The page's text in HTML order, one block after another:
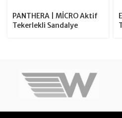
PANTHERA | MİCRO Aktif
Tekerlekli Sandalye